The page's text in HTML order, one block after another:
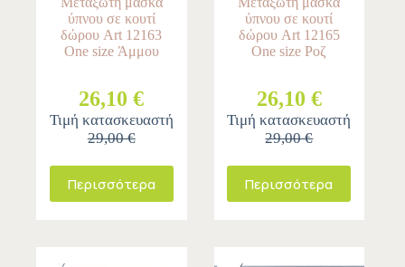
ύπνου σε κουτί
δώρου Art 12163
One size Άμμου
26,10 €
Τιμή κατασκευαστή
29,00 €
Περισσότερα
ύπνου σε κουτί
δώρου Art 12165
One size Ροζ
26,10 €
Τιμή κατασκευαστή
29,00 €
Περισσότερα